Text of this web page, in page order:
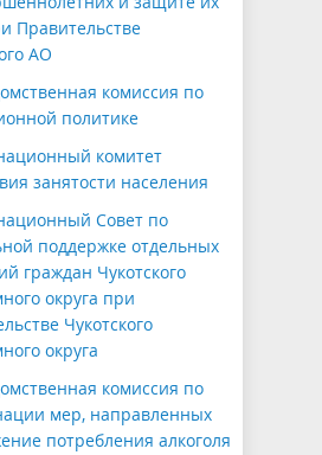
Правительстве
АО
комиссия по
политике
комитет
занятости населения
Совет по
поддержке отдельных
граждан Чукотского
округа при
Чукотского
округа
комиссия по
мер, направленных
потребления алкоголя